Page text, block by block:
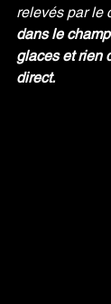
relevés par le
dans le
glaces et rien
direct.